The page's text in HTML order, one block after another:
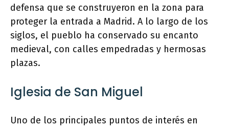
defensa que se construyeron en la zona para
proteger la entrada a Madrid. A lo largo de los
siglos, el pueblo ha conservado su encanto
medieval, con calles empedradas y hermosas
plazas.
Iglesia de San Miguel
Uno de los principales puntos de interés en